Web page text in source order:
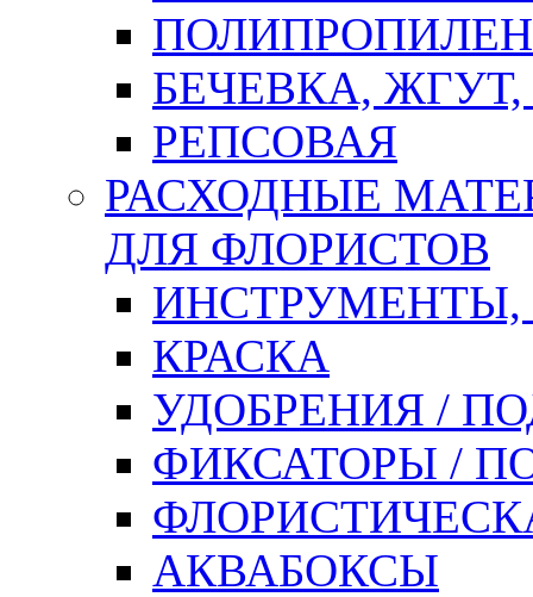
БЕЧЕВКА,
РЕПСОВАЯ
РАСХОДНЫЕ
ДЛЯ ФЛОРИСТОВ
ИНСТРУМЕНТЫ,
КРАСКА
УДОБРЕНИЯ /
ФИКСАТОРЫ /
АКВАБОКСЫ